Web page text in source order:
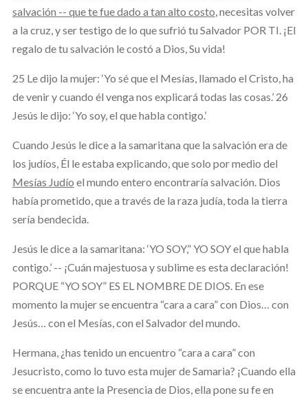
salvación -- que te fue dado a tan alto costo, necesitas volver
a la cruz, y ser testigo de lo que sufrió tu Salvador POR TI. ¡El
regalo de tu salvación le costó a Dios, Su vida!
25 Le dijo la mujer: ‘Yo sé que el Mesías, llamado el Cristo, ha
de venir y cuando él venga nos explicará todas las cosas.’ 26
Jesús le dijo: ‘Yo soy, el que habla contigo.’
Cuando Jesús le dice a la samaritana que la salvación era de
los judíos, Él le estaba explicando, que solo por medio del
Mesías Judío el mundo entero encontraría salvación. Dios
había prometido, que a través de la raza judía, toda la tierra
sería bendecida.
Jesús le dice a la samaritana: ‘YO SOY,” YO SOY el que habla
contigo.’ -- ¡Cuán majestuosa y sublime es esta declaración!
PORQUE “YO SOY” ES EL NOMBRE DE DIOS. En ese
momento la mujer se encuentra “cara a cara” con Dios… con
Jesús… con el Mesías, con el Salvador del mundo.
Hermana, ¿has tenido un encuentro “cara a cara” con
Jesucristo, como lo tuvo esta mujer de Samaria? ¡Cuando ella
se encuentra ante la Presencia de Dios, ella pone su fe en